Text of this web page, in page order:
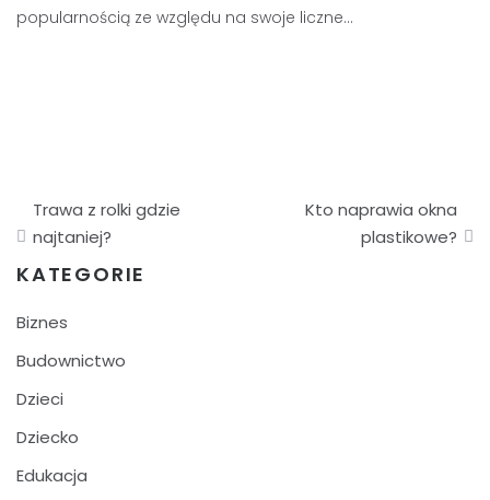
popularnością ze względu na swoje liczne…
Nawigacja
wpisu
Trawa z rolki gdzie
najtaniej?
Kto naprawia okna
plastikowe?
KATEGORIE
Biznes
Budownictwo
Dzieci
Dziecko
Edukacja